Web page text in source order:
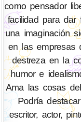
como pensador
facilidad para
una imaginación
en las empresas
destreza en la
humor e
Ama las cosas
Podría
escritor, actor,